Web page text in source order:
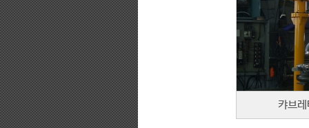
캬브